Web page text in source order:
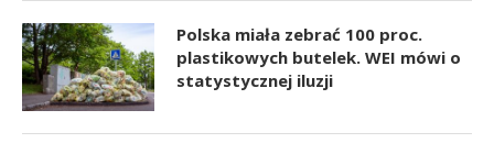
Polska miała zebrać 100 proc.
plastikowych butelek. WEI mówi o
statystycznej iluzji